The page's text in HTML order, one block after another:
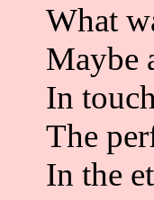
What
Maybe
In
The
In the